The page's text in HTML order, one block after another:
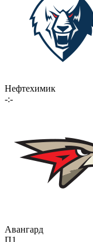
Нефтехимик
-:-
Авангард
П1